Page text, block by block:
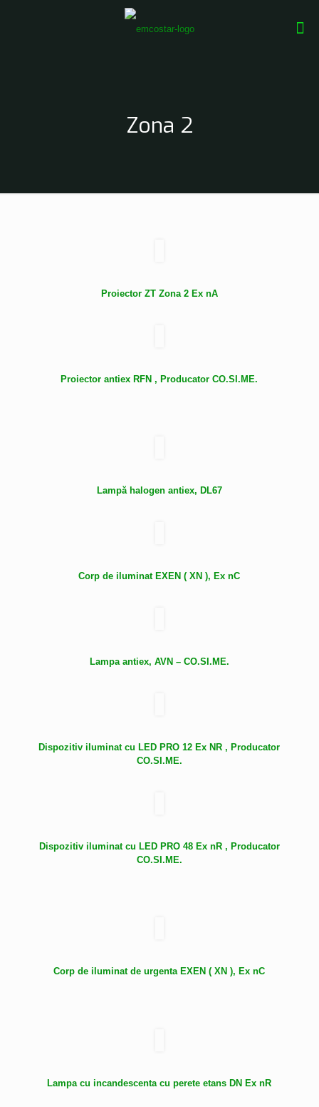
Zona 2
Proiector ZT Zona 2 Ex nA
Proiector antiex RFN , Producator CO.SI.ME.
Lampă halogen antiex, DL67
Corp de iluminat EXEN ( XN ), Ex nC
Lampa antiex, AVN – CO.SI.ME.
Dispozitiv iluminat cu LED PRO 12 Ex NR , Producator
CO.SI.ME.
Dispozitiv iluminat cu LED PRO 48 Ex nR , Producator
CO.SI.ME.
Corp de iluminat de urgenta EXEN ( XN ), Ex nC
Lampa cu incandescenta cu perete etans DN Ex nR